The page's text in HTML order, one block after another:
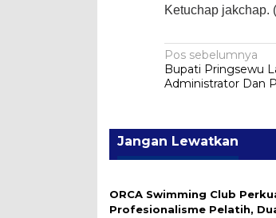
Ketuchap jakchap.
Navigasi
pos
Pos sebelumnya
Bupati Pringsewu
Administrator Dan
Jangan Lewatkan
ORCA Swimming Club
Profesionalisme Pelatih,